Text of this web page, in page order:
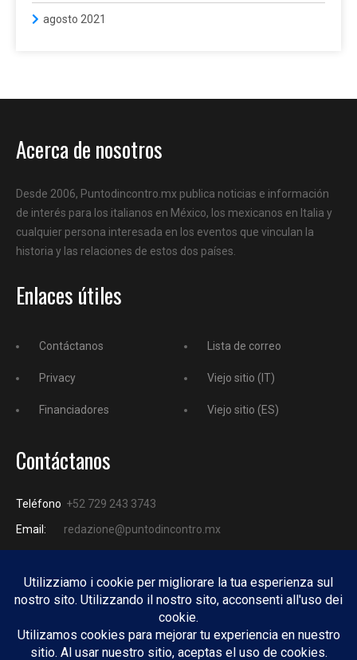
agosto 2021
Acerca de nosotros
Desde 2006, Puntodincontro.mx publica noticias e información
de interés para los italianos en México, los mexicanos en Italia y
cualquier persona interesada en los eventos que vinculan la
historia y las relaciones de estos dos países.
Enlaces útiles
Contáctanos
Privacy
Financiadores
Lista de correo
Viejo sitio (IT)
Viejo sitio (ES)
Contáctanos
Teléfono +52 729 243 3743
Email:
redazione@puntodincontro.mx
PUNTODINCONTRO